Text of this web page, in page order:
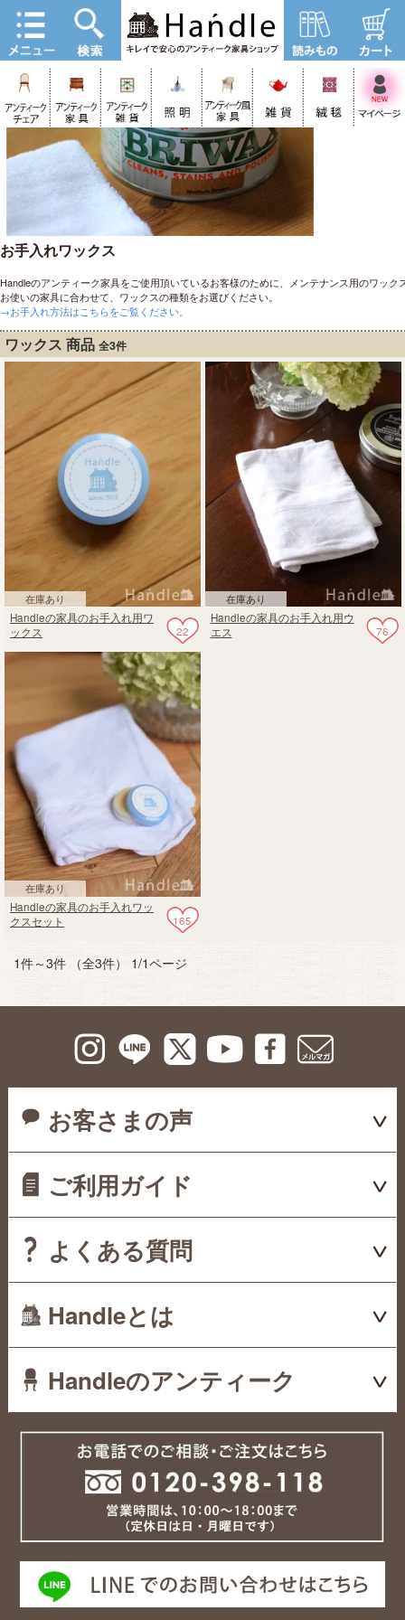
お手入れワックス
Handleのアンティーク家具をご使用頂いているお客様のために、メンテナンス用のワック
お使いの家具に合わせて、ワックスの種類をお選びください。
→お手入れ方法はこちらをご覧ください。
ワックス 商品 全3件
在庫あり
22
Handleの家具のお手入れ用ワ
ックス
在庫あり
76
Handleの家具のお手入れ用ウ
エス
在庫あり
165
Handleの家具のお手入れワッ
クスセット
1件～3件 （全3件） 1/1ページ
お客さまの声
ご利用ガイド
よくある質問
Handleとは
Handleのアンティーク